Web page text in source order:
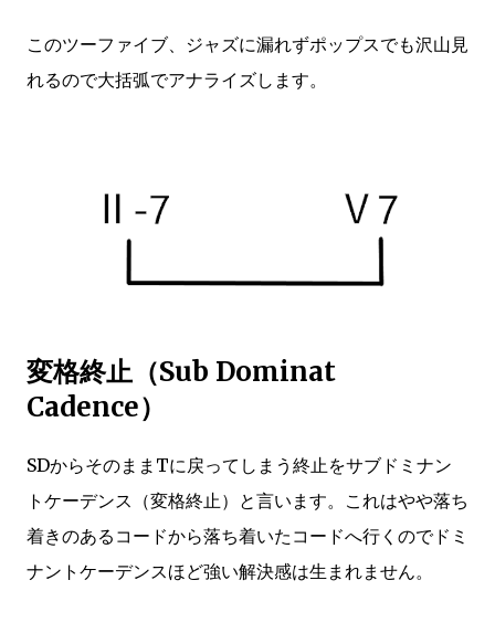
このツーファイブ、ジャズに漏れずポップスでも沢山見
れるので大括弧でアナライズします。
変格終止（Sub Dominat
Cadence）
SDからそのままTに戻ってしまう終止をサブドミナン
トケーデンス（変格終止）と言います。これはやや落ち
着きのあるコードから落ち着いたコードへ行くのでドミ
ナントケーデンスほど強い解決感は生まれません。